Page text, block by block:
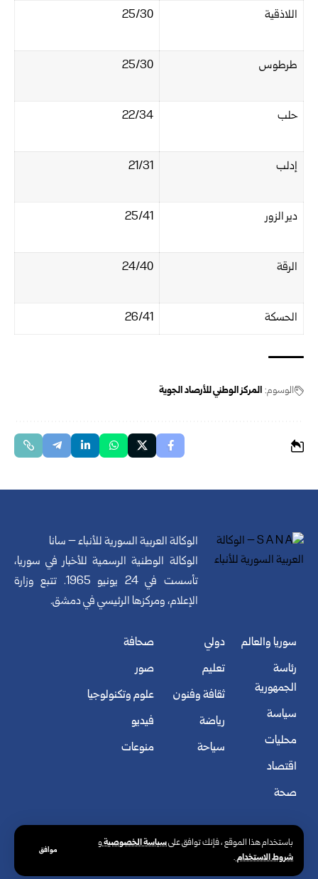
باستخدام هذا الموقع ، فإنك توافق علىسياسة الخصوصيةو
شروط الاستخدام.
موافق
اللاذقية 25/30‏
طرطوس 25/30‏
حلب 22/34‏
إدلب 21/31‏
دير الزور 25/41‏
الرقة 24/40‏
الحسكة 26/41‏
الوسوم: المركز الوطني للأرصاد الجوية
الوكالة العربية السورية للأنباء – سانا
الوكالة الوطنية الرسمية للأخبار في سوريا،
تأسست في 24 يونيو 1965. تتبع وزارة
الإعلام، ومركزها الرئيسي في دمشق.
سوريا والعالم
رئاسة
الجمهورية
سياسة
محليات
اقتصاد
صحة
دولي
تعليم
ثقافة وفنون
رياضة
سياحة
صحافة
صور
علوم وتكنولوجيا
فيديو
منوعات
© الوكالة العربية السورية للأنباء. كافة الحقوق محفوظة.